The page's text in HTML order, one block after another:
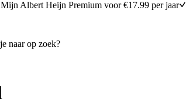
Mijn Albert Heijn Premium voor €17.99 per jaar